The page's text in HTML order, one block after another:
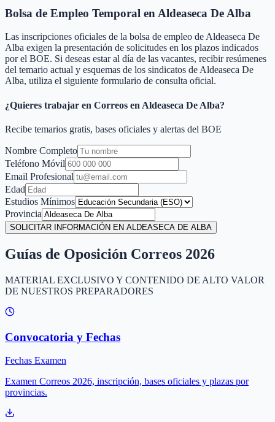
Bolsa de Empleo Temporal en Aldeaseca De Alba
Las inscripciones oficiales de la bolsa de empleo deAldeaseca De
Alba exigen la presentación de solicitudes en los plazos indicados
por el BOE. Si deseas estar al día de las vacantes, recibir resúmenes
del temario actual y esquemas de los sindicatos deAldeaseca De
Alba, utiliza el siguiente formulario de consulta oficial.
¿Quieres trabajar en Correos en Aldeaseca De Alba?
Recibe temarios gratis, bases oficiales y alertas del BOE
Nombre Completo
Teléfono Móvil
Email Profesional
Edad
Estudios Mínimos
Provincia
SOLICITAR INFORMACIÓN EN ALDEASECA DE ALBA
Guías de Oposición Correos 2026
MATERIAL EXCLUSIVO Y CONTENIDO DE ALTO VALOR
DE NUESTROS PREPARADORES
Convocatoria y Fechas
Fechas Examen
Examen Correos 2026, inscripción, bases oficiales y plazas por
provincias.